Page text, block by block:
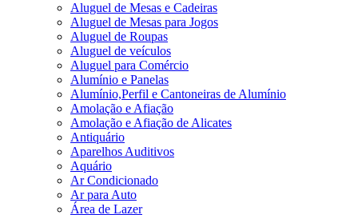
Aluguel de Mesas e Cadeiras
Aluguel de Mesas para Jogos
Aluguel de Roupas
Aluguel de veículos
Aluguel para Comércio
Alumínio e Panelas
Alumínio,Perfil e Cantoneiras de Alumínio
Amolação e Afiação
Amolação e Afiação de Alicates
Antiquário
Aparelhos Auditivos
Aquário
Ar Condicionado
Ar para Auto
Área de Lazer